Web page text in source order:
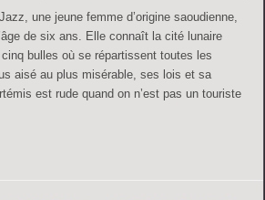
une jeune femme d’origine saoudienne,
de six ans. Elle connaît la cité lunaire
bulles où se répartissent toutes les
aisé au plus misérable, ses lois et sa
est rude quand on n’est pas un touriste